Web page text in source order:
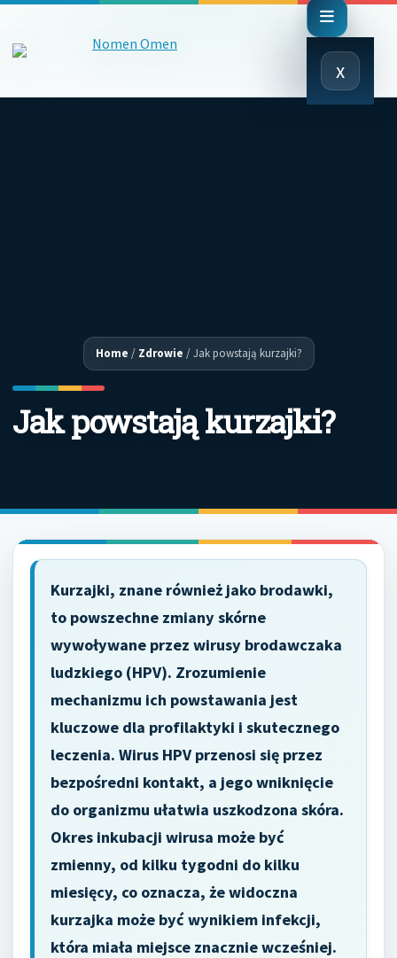
x
Close
Menu
Home / Zdrowie /Jak powstają kurzajki?
Jak powstają kurzajki?
Kurzajki, znane również jako brodawki,
to powszechne zmiany skórne
wywoływane przez wirusy brodawczaka
ludzkiego (HPV). Zrozumienie
mechanizmu ich powstawania jest
kluczowe dla profilaktyki i skutecznego
leczenia. Wirus HPV przenosi się przez
bezpośredni kontakt, a jego wniknięcie
do organizmu ułatwia uszkodzona skóra.
Okres inkubacji wirusa może być
zmienny, od kilku tygodni do kilku
miesięcy, co oznacza, że widoczna
kurzajka może być wynikiem infekcji,
która miała miejsce znacznie wcześniej.